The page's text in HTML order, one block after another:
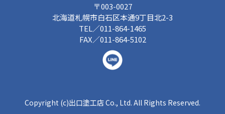
〒003-0027
北海道札幌市白石区本通9丁目北2-3
TEL／011-864-1465
FAX／011-864-5102
Copyright (c)出口塗工店 Co., Ltd. All Rights Reserved.